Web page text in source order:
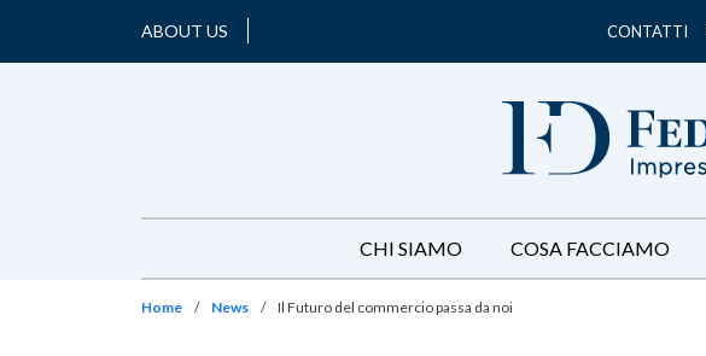
ABOUT US CONTATTI
CHI SIAMO COSA FACCIAMO
Home / News / Il Futuro del commercio passa da noi